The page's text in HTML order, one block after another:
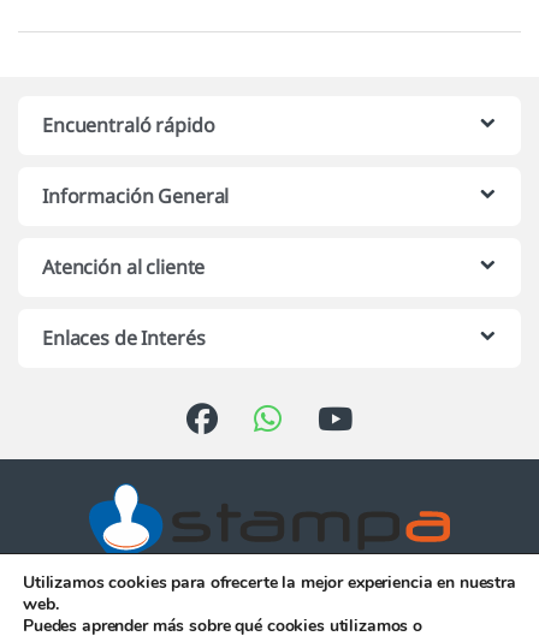
Encuentraló rápido
Información General
Atención al cliente
Enlaces de Interés
Atención telefónica de 10:00 h.
a 13:00 h. de Lunes a Viernes
Utilizamos cookies para ofrecerte la mejor experiencia en nuestra
web.
Puedes aprender más sobre qué cookies utilizamos o